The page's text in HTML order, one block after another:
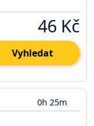
46 Kč
Vyhledat
0h 25m